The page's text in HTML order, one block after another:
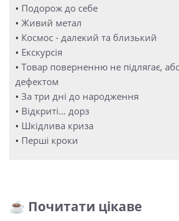
• Подорож до себе
• Живий метал
• Космос - далекий та близький
• Екскурсія
• Товар поверненню не підлягає,
дефектом
• За три дні до народження
• Відкриті… дорз
• Шкідлива криза
• Перші кроки
☕ Почитати цікаве